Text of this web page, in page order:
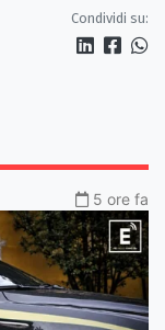
Condividi su:
5 ore fa